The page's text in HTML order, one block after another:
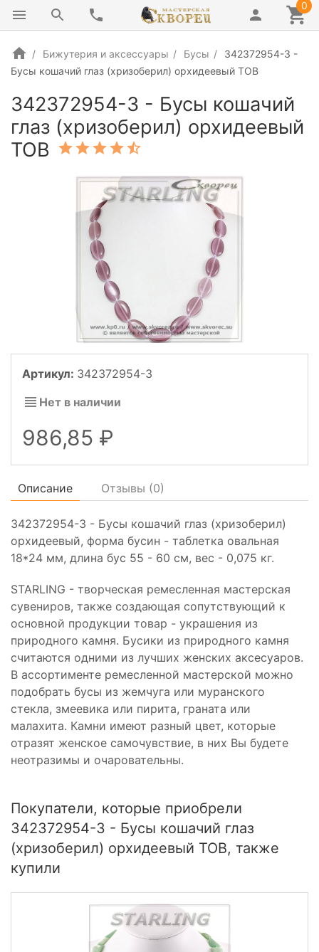
0
Бижутерия и аксессуары Бусы
342372954-3 -
Бусы кошачий глаз (хризоберил) орхидеевый ТОВ
342372954-3 - Бусы кошачий
глаз (хризоберил) орхидеевый
ТОВ
Артикул: 342372954-3
Нет в наличии
986,85
Описание Отзывы (0)
342372954-3 - Бусы кошачий глаз (хризоберил)
орхидеевый, форма бусин - таблетка овальная
18*24 мм, длина бус 55 - 60 см, вес - 0,075 кг.
STARLING - творческая ремесленная мастерская
сувениров, также создающая сопутствующий к
основной продукции товар - украшения из
природного камня. Бусики из природного камня
считаются одними из лучших женских аксесуаров.
В ассортименте ремесленной мастерской можно
подобрать бусы из жемчуга или муранского
стекла, змеевика или пирита, граната или
малахита. Камни имеют разный цвет, которые
отразят женское самочувствие, в них Вы будете
неотразимы и очаровательны.
Покупатели, которые приобрели
342372954-3 - Бусы кошачий глаз
(хризоберил) орхидеевый ТОВ, также
купили